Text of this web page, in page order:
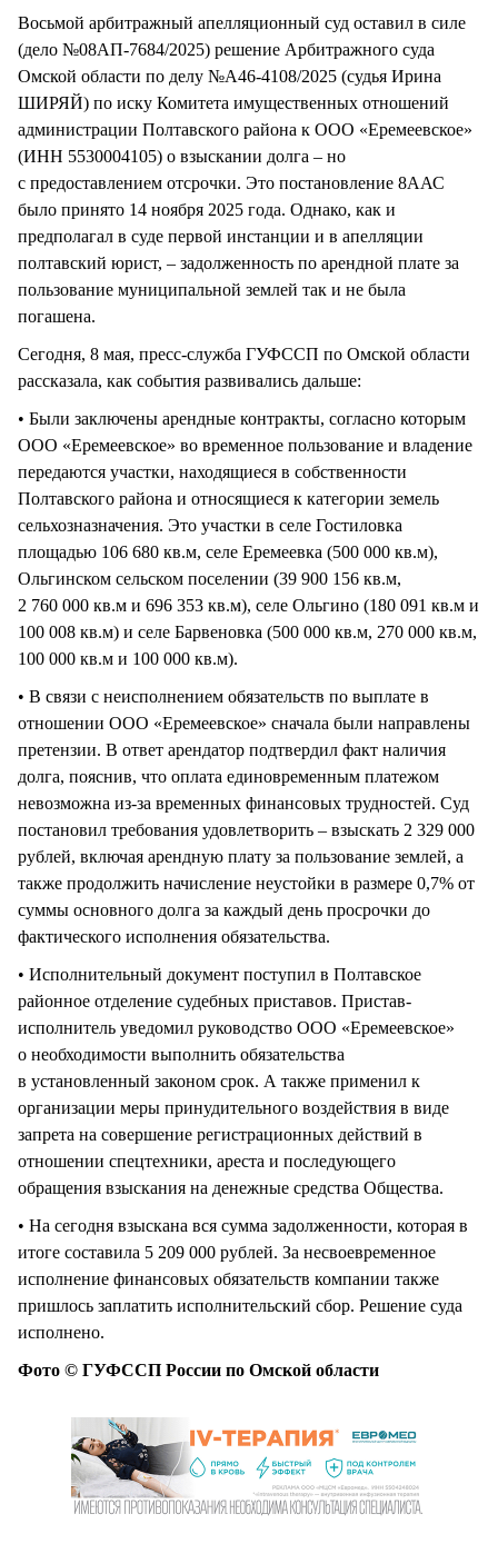
Восьмой арбитражный апелляционный суд оставил в силе
(дело №08АП-7684/2025) решение Арбитражного суда
Омской области по делу №А46-4108/2025 (судья Ирина
ШИРЯЙ) по иску Комитета имущественных отношений
администрации Полтавского района к ООО «Еремеевское»
(ИНН 5530004105) о взыскании долга – но
с предоставлением отсрочки. Это постановление 8ААС
было принято 14 ноября 2025 года. Однако, как и
предполагал в суде первой инстанции и в апелляции
полтавский юрист, – задолженность по арендной плате за
пользование муниципальной землей так и не была
погашена.
Сегодня, 8 мая, пресс-служба ГУФССП по Омской области
рассказала, как события развивались дальше:
• Были заключены арендные контракты, согласно которым
ООО «Еремеевское» во временное пользование и владение
передаются участки, находящиеся в собственности
Полтавского района и относящиеся к категории земель
сельхозназначения. Это участки в селе Гостиловка
площадью 106 680 кв.м, селе Еремеевка (500 000 кв.м),
Ольгинском сельском поселении (39 900 156 кв.м,
2 760 000 кв.м и 696 353 кв.м), селе Ольгино (180 091 кв.м и
100 008 кв.м) и селе Барвеновка (500 000 кв.м, 270 000 кв.м,
100 000 кв.м и 100 000 кв.м).
• В связи с неисполнением обязательств по выплате в
отношении ООО «Еремеевское» сначала были направлены
претензии. В ответ арендатор подтвердил факт наличия
долга, пояснив, что оплата единовременным платежом
невозможна из-за временных финансовых трудностей. Суд
постановил требования удовлетворить – взыскать 2 329 000
рублей, включая арендную плату за пользование землей, а
также продолжить начисление неустойки в размере 0,7% от
суммы основного долга за каждый день просрочки до
фактического исполнения обязательства.
• Исполнительный документ поступил в Полтавское
районное отделение судебных приставов. Пристав-
исполнитель уведомил руководство ООО «Еремеевское»
о необходимости выполнить обязательства
в установленный законом срок. А также применил к
организации меры принудительного воздействия в виде
запрета на совершение регистрационных действий в
отношении спецтехники, ареста и последующего
обращения взыскания на денежные средства Общества.
• На сегодня взыскана вся сумма задолженности, которая в
итоге составила 5 209 000 рублей. За несвоевременное
исполнение финансовых обязательств компании также
пришлось заплатить исполнительский сбор. Решение суда
исполнено.
Фото © ГУФССП России по Омской области